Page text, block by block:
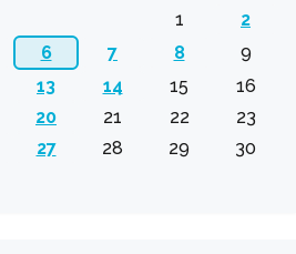
1
2
6 7 8
9
13 14 15
16
20 21 22
23
27 28 29
30